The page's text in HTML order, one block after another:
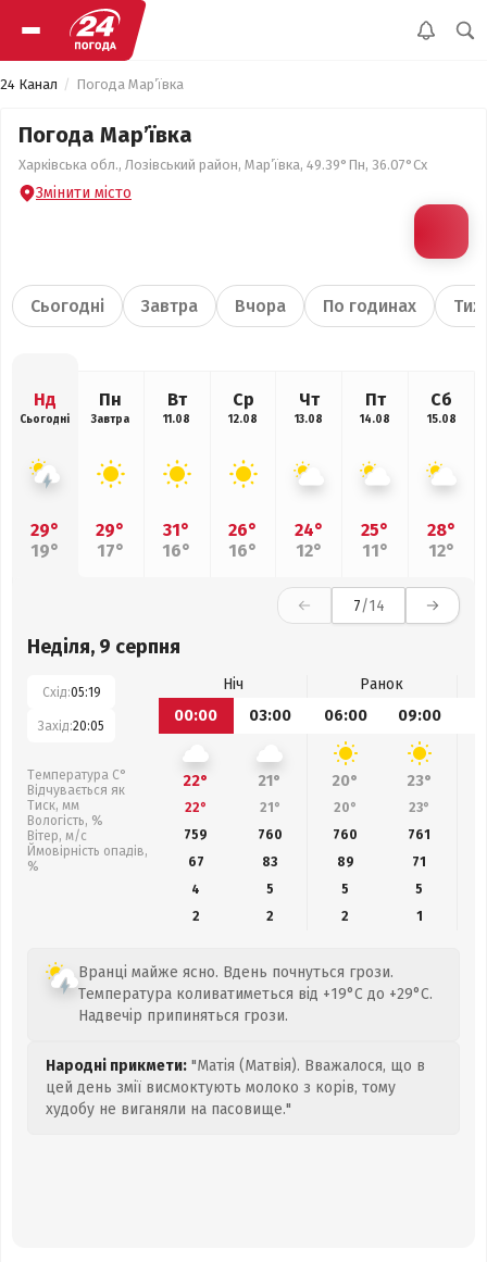
24 Канал Погода Мар’ївка
Погода Мар’ївка
Харківська обл., Лозівський район, Мар’ївка, 49.39°Пн, 36.07°Сх
Змінити місто
Сьогодні Завтра Вчора По годинах
Нд
Сьогодні
29°
19°
Пн
Завтра
29°
17°
Вт
11.08
31°
16°
Ср
12.08
26°
16°
Чт
13.08
24°
12°
Пт
14.08
25°
11°
Сб
15.08
28°
12°
7/14
Неділя, 9 серпня
Схід:05:19
Захід:20:05
Температура С°
Відчувається як
Тиск, мм
Вологість, %
Вітер, м/с
Ймовірність опадів,
%
Ніч
Ранок
00:00
03:00 06:00 09:00
22° 21° 20° 23°
22° 21° 20° 23°
759
760 760 761
67
83 89 71
4
5 5
5
2
2 2 1
Вранці майже ясно. Вдень почнуться грози.
Температура коливатиметься від +19°C до +29°C.
Надвечір припиняться грози.
Народні прикмети: "Матія (Матвія). Вважалося, що в
цей день змії висмоктують молоко з корів, тому
худобу не виганяли на пасовище."